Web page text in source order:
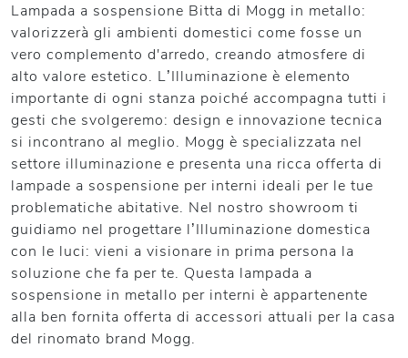
Lampada a sospensione Bitta di Mogg in metallo:
valorizzerà gli ambienti domestici come fosse un
vero complemento d'arredo, creando atmosfere di
alto valore estetico. L’Illuminazione è elemento
importante di ogni stanza poiché accompagna tutti i
gesti che svolgeremo: design e innovazione tecnica
si incontrano al meglio. Mogg è specializzata nel
settore illuminazione e presenta una ricca offerta di
lampade a sospensione per interni ideali per le tue
problematiche abitative. Nel nostro showroom ti
guidiamo nel progettare l’Illuminazione domestica
con le luci: vieni a visionare in prima persona la
soluzione che fa per te. Questa lampada a
sospensione in metallo per interni è appartenente
alla ben fornita offerta di accessori attuali per la casa
del rinomato brand Mogg.